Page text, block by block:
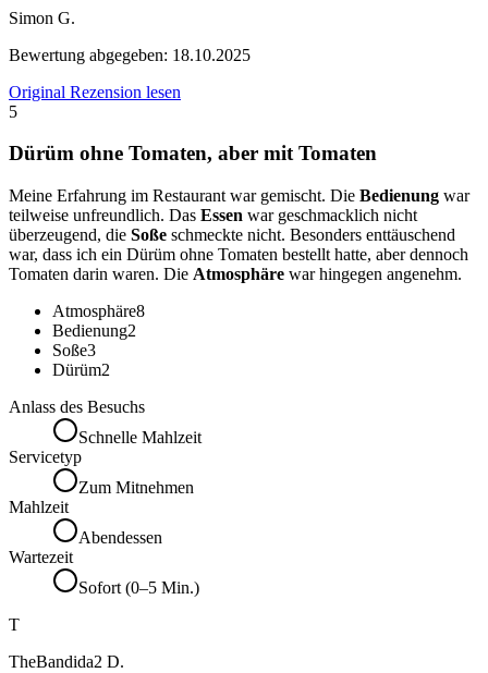
Simon G.
Bewertung abgegeben: 18.10.2025
Original Rezension lesen
5
Dürüm ohne Tomaten, aber mit Tomaten
Meine Erfahrung im Restaurant war gemischt. Die Bedienung war
teilweise unfreundlich. Das Essen war geschmacklich nicht
überzeugend, die Soße schmeckte nicht. Besonders enttäuschend
war, dass ich ein Dürüm ohne Tomaten bestellt hatte, aber dennoch
Tomaten darin waren. Die Atmosphäre war hingegen angenehm.
Atmosphäre8
Bedienung2
Soße3
Dürüm2
Anlass des Besuchs
Schnelle Mahlzeit
Servicetyp
Zum Mitnehmen
Mahlzeit
Abendessen
Wartezeit
Sofort (0–5 Min.)
T
TheBandida2 D.